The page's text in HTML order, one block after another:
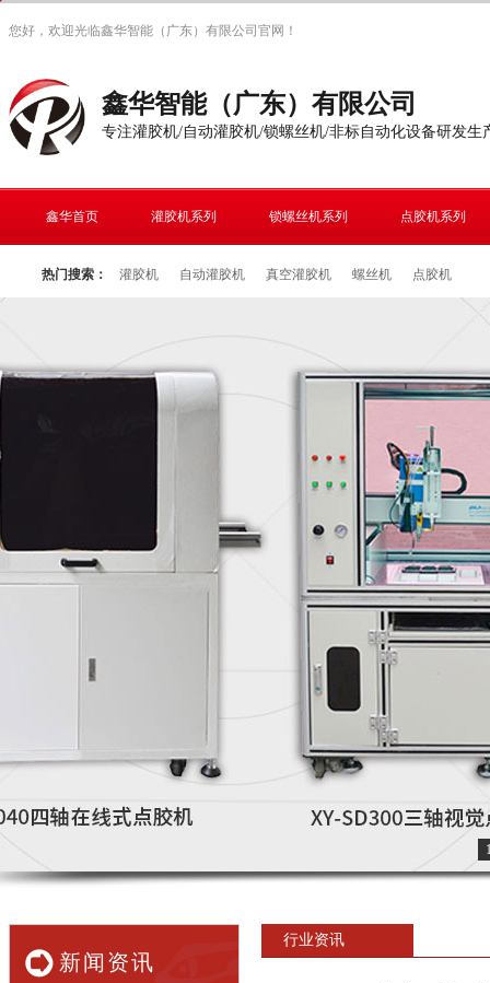
您好，欢迎光临鑫华智能（广东）有限公司官网！
鑫华智能（广东）有限公司
专注灌胶机/自动灌胶机/锁螺丝机/非标自动化设备研发生
鑫华首页 灌胶机系列 锁螺丝机系列 点胶机系列
热门搜索： 灌胶机 自动灌胶机 真空灌胶机 螺丝机 点胶机
新闻资讯
行业资讯